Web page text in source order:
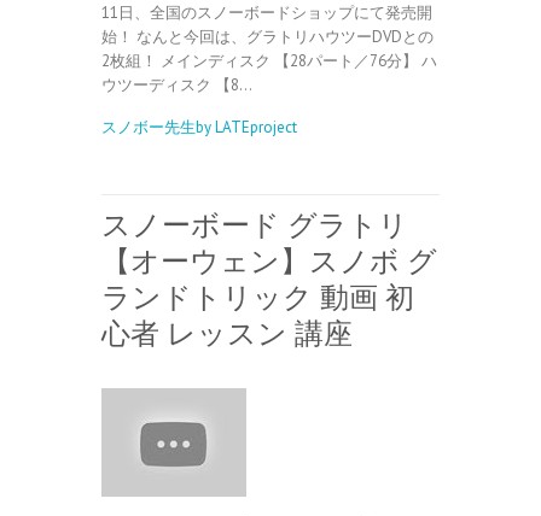
11日、全国のスノーボードショップにて発売開
始！ なんと今回は、グラトリハウツーDVDとの
2枚組！ メインディスク 【28パート／76分】 ハ
ウツーディスク 【8…
スノボー先生by LATEproject
スノーボード グラトリ
【オーウェン】スノボ グ
ランドトリック 動画 初
心者 レッスン 講座